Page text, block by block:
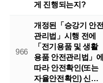
게 진행되는지?
966
개정된「승강기 안전
관리법」시행 전에
「전기용품 및 생활
용품 안전관리법」에
따라 안전확인(또는
자율안전확인) 신…